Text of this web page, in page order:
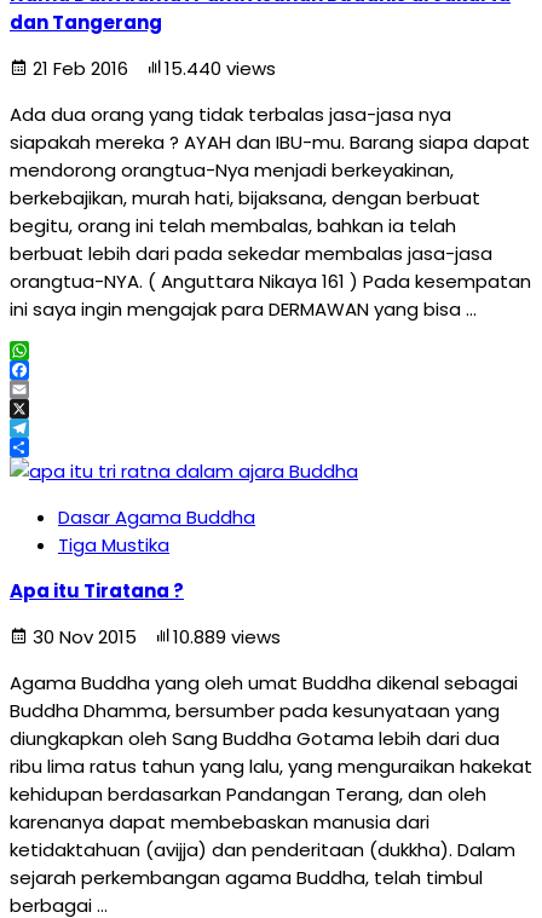
dan Tangerang
21 Feb 2016
15.440 views
Ada dua orang yang tidak terbalas jasa-jasa nya
siapakah mereka ? AYAH dan IBU-mu. Barang siapa dapat
mendorong orangtua-Nya menjadi berkeyakinan,
berkebajikan, murah hati, bijaksana, dengan berbuat
begitu, orang ini telah membalas, bahkan ia telah
berbuat lebih dari pada sekedar membalas jasa-jasa
orangtua-NYA. ( Anguttara Nikaya 161 ) Pada kesempatan
ini saya ingin mengajak para DERMAWAN yang bisa …
WhatsApp
Facebook
Email
X
Telegram
Share
Dasar Agama Buddha
Tiga Mustika
Apa itu Tiratana ?
30 Nov 2015
10.889 views
Agama Buddha yang oleh umat Buddha dikenal sebagai
Buddha Dhamma, bersumber pada kesunyataan yang
diungkapkan oleh Sang Buddha Gotama lebih dari dua
ribu lima ratus tahun yang lalu, yang menguraikan hakekat
kehidupan berdasarkan Pandangan Terang, dan oleh
karenanya dapat membebaskan manusia dari
ketidaktahuan (avijja) dan penderitaan (dukkha). Dalam
sejarah perkembangan agama Buddha, telah timbul
berbagai …